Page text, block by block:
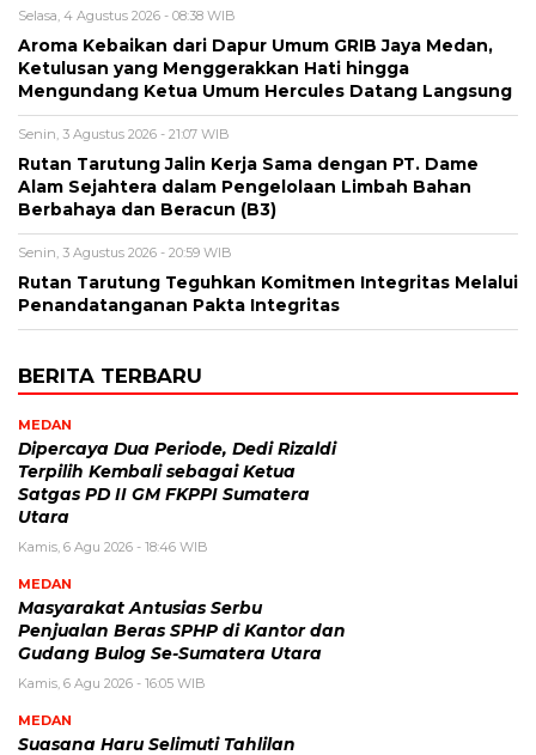
Selasa, 4 Agustus 2026 - 08:38 WIB
Aroma Kebaikan dari Dapur Umum GRIB Jaya Medan,
Ketulusan yang Menggerakkan Hati hingga
Mengundang Ketua Umum Hercules Datang Langsung
Senin, 3 Agustus 2026 - 21:07 WIB
Rutan Tarutung Jalin Kerja Sama dengan PT. Dame
Alam Sejahtera dalam Pengelolaan Limbah Bahan
Berbahaya dan Beracun (B3)
Senin, 3 Agustus 2026 - 20:59 WIB
Rutan Tarutung Teguhkan Komitmen Integritas Melalui
Penandatanganan Pakta Integritas
BERITA TERBARU
MEDAN
Dipercaya Dua Periode, Dedi Rizaldi
Terpilih Kembali sebagai Ketua
Satgas PD II GM FKPPI Sumatera
Utara
Kamis, 6 Agu 2026 - 18:46 WIB
MEDAN
Masyarakat Antusias Serbu
Penjualan Beras SPHP di Kantor dan
Gudang Bulog Se-Sumatera Utara
Kamis, 6 Agu 2026 - 16:05 WIB
MEDAN
Suasana Haru Selimuti Tahlilan